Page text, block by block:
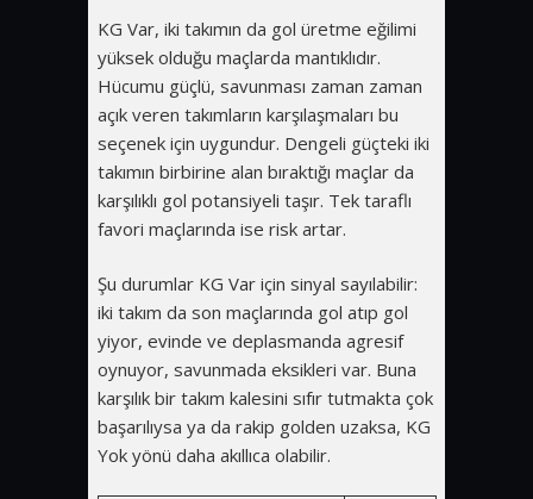
KG Var, iki takımın da gol üretme eğilimi
yüksek olduğu maçlarda mantıklıdır.
Hücumu güçlü, savunması zaman zaman
açık veren takımların karşılaşmaları bu
seçenek için uygundur. Dengeli güçteki iki
takımın birbirine alan bıraktığı maçlar da
karşılıklı gol potansiyeli taşır. Tek taraflı
favori maçlarında ise risk artar.
Şu durumlar KG Var için sinyal sayılabilir:
iki takım da son maçlarında gol atıp gol
yiyor, evinde ve deplasmanda agresif
oynuyor, savunmada eksikleri var. Buna
karşılık bir takım kalesini sıfır tutmakta çok
başarılıysa ya da rakip golden uzaksa, KG
Yok yönü daha akıllıca olabilir.